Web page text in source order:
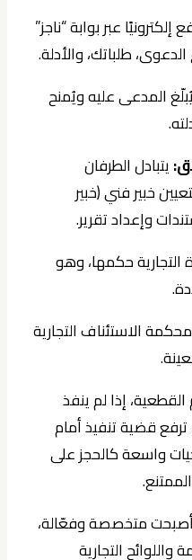
إلكترونيًا عبر بوابة “ناجز”
طلباتك، والأدلة.
يُبلّغ المدعى عليه ويُمنح
يتبادل الطرفان
خبير فني (خبير
وإعداد تقرير.
التجارية حكمها، وهو
الاستئناف التجارية
إذا لم ينفذ
قضية تنفيذ أمام
واسعة كالحجز على
أصبحت متخصصة وفعّالة،
التجارية